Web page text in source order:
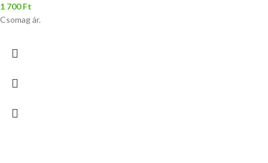
1 700Ft
Csomag ár.